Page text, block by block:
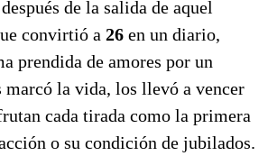
de la salida de aquel
convirtió a 26 en un diario,
prendida de amores por un
marcó la vida, los llevó a vencer
cada tirada como la primera
o su condición de jubilados.